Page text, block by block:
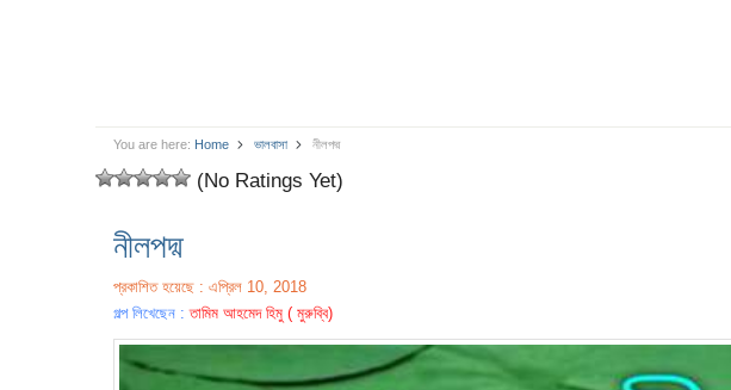
You are here: Home ভালবাসা নীলপদ্ম
(No Ratings Yet)
নীলপদ্ম
প্রকাশিত হয়েছে : এপ্রিল 10, 2018
গল্প লিখেছেন :তামিম আহমেদ হিমু ( মুরুব্বি)